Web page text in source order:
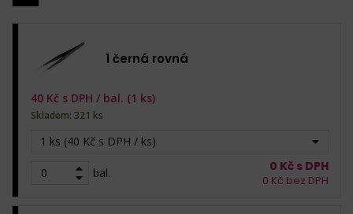
1 černá rovná
1 ks (40 Kč s DPH / ks)
bal.
40 Kč s DPH / bal. (1 ks)
Skladem: 321 ks
0 Kč s DPH
0 Kč bez DPH